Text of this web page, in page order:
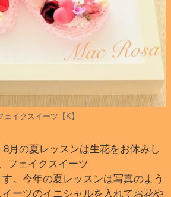
ェイクスイーツ【K】
8月の夏レッスンは生花をお休みし
フェイクスイーツ
。今年の夏レッスンは写真のよう
ーツのイニシャルを入れてお花や